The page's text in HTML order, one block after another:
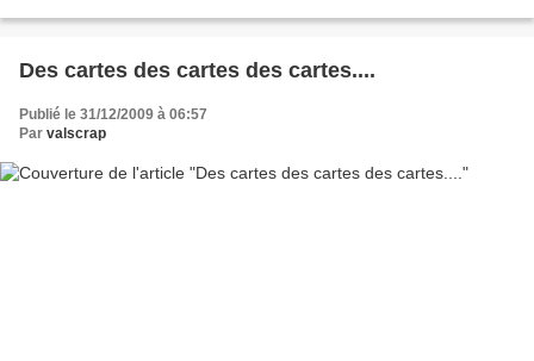
Des cartes des cartes des cartes....
Publié le 31/12/2009 à 06:57
Par valscrap